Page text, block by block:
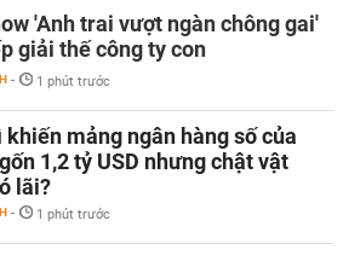
'Anh trai vượt ngàn chông gai'
giải thế công ty con
- 1 phút trước
mảng ngân hàng số của
1,2 tỷ USD nhưng chật vật
lãi?
- 1 phút trước